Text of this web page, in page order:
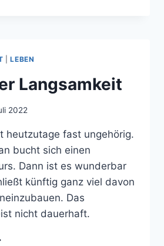
|LEBEN
Langsamkeit
2022
heutzutage fast ungehörig.
bucht sich einen
Dann ist es wunderbar
künftig ganz viel davon
Das
nicht dauerhaft.